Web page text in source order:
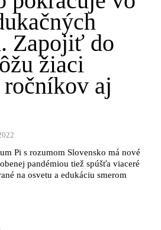
Zapojiť do
žiaci
aj
Pi s rozumom Slovensko má nové
pandémiou tiež spúšťa viaceré
na osvetu a edukáciu smerom